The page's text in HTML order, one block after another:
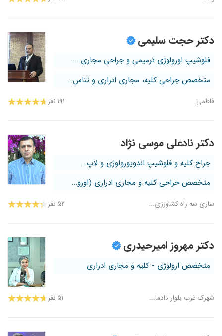
دکتر حجت سلیمی
فلوشیپ اورولوژی ترمیمی و جراحی مجاری ...
متخصص جراحی کلیه، مجاری ادراری و تناس...
فاطمی ۱۹۱ نفر
دکتر نادعلی موسی نژاد
جراح کلیه و فلوشیپ اندویورولوژی و لاپ...
متخصص جراحی کلیه و مجاری ادراری (اورو...
ساری سه راه کشاورزی... ۵۲ نفر
دکتر مهروز امیرحیدری
متخصص ارولوژی - کلیه و مجاری ادراری
شهرک غرب بلوار دادما... ۵۱ نفر